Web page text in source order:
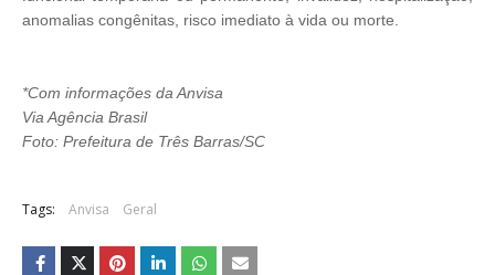
anomalias congênitas, risco imediato à vida ou morte.
*Com informações da Anvisa
Via Agência Brasil
Foto: Prefeitura de Três Barras/SC
Tags: Anvisa Geral